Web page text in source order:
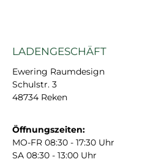
LADENGESCHÄFT
Ewering Raumdesign
Schulstr. 3
48734 Reken
Öffnungszeiten:
MO-FR 08:30 - 17:30 Uhr
SA 08:30 - 13:00 Uhr